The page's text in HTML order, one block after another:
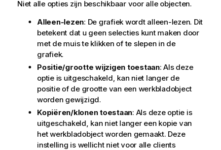
Niet alle opties zijn beschikbaar voor alle objecten.
Alleen-lezen: De grafiek wordt alleen-lezen. Dit
betekent dat u geen selecties kunt maken door
met de muis te klikken of te slepen in de
grafiek.
Positie/grootte wijzigen toestaan: Als deze
optie is uitgeschakeld, kan niet langer de
positie of de grootte van een werkbladobject
worden gewijzigd.
Kopiëren/klonen toestaan: Als deze optie is
uitgeschakeld, kan niet langer een kopie van
het werkbladobject worden gemaakt. Deze
instelling is wellicht niet voor alle clients